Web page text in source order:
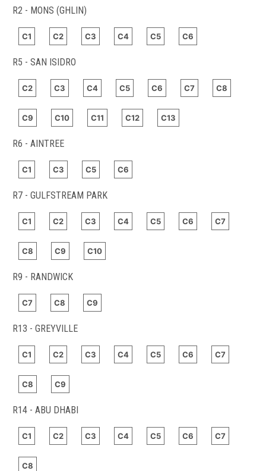
R2 - MONS (GHLIN)
C1 C2 C3 C4 C5 C6
R5 - SAN ISIDRO
C2 C3 C4 C5 C6 C7 C8
C9 C10 C11 C12 C13
R6 - AINTREE
C1 C3 C5 C6
R7 - GULFSTREAM PARK
C1 C2 C3 C4 C5 C6 C7
C8 C9 C10
R9 - RANDWICK
C7 C8 C9
R13 - GREYVILLE
C1 C2 C3 C4 C5 C6 C7
C8 C9
R14 - ABU DHABI
C1 C2 C3 C4 C5 C6 C7
C8